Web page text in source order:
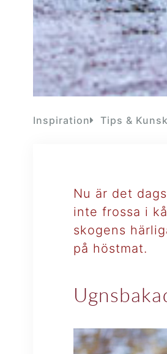
Inspiration Tips &
Nu är det
inte frossa i
skogens
på höstmat.